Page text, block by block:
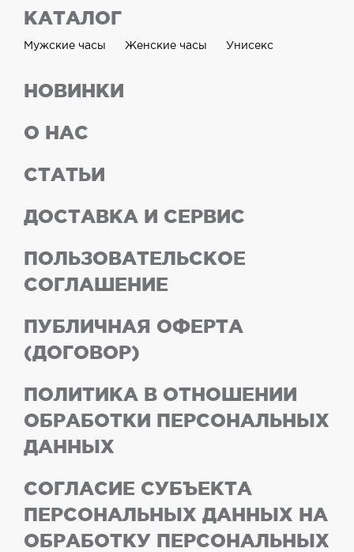
КАТАЛОГ
Мужские часы Женские часы Унисекс
НОВИНКИ
О НАС
СТАТЬИ
ДОСТАВКА И СЕРВИС
ПОЛЬЗОВАТЕЛЬСКОЕ
СОГЛАШЕНИЕ
ПУБЛИЧНАЯ ОФЕРТА
(ДОГОВОР)
ПОЛИТИКА В ОТНОШЕНИИ
ОБРАБОТКИ ПЕРСОНАЛЬНЫХ
ДАННЫХ
СОГЛАСИЕ СУБЪЕКТА
ПЕРСОНАЛЬНЫХ ДАННЫХ НА
ОБРАБОТКУ ПЕРСОНАЛЬНЫХ